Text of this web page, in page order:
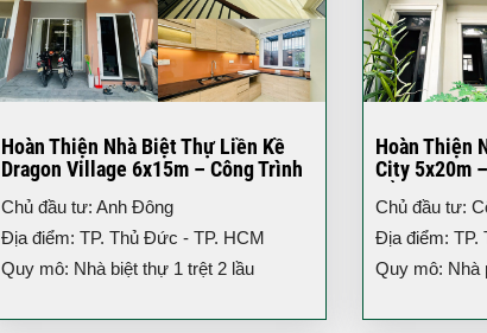
Hoàn Thiện Nhà Biệt Thự Liền Kề
Dragon Village 6x15m – Công Trình
Chủ đầu tư: Anh Đông
Địa điểm: TP. Thủ Đức - TP. HCM
Quy mô: Nhà biệt thự 1 trệt 2 lầu
Hoàn Thiện
City 5x20m
Đẳng Cấp
Chủ đầu tư:
Địa điểm: TP.
Quy mô: Nhà